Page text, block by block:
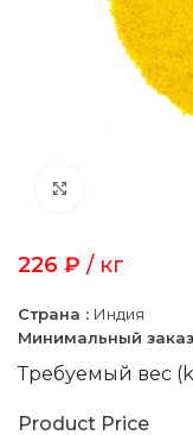
226 ₽ / кг
Страна : Индия
Минимальный
Требуемый вес
Product Price